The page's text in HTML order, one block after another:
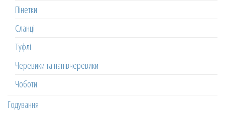
Пінетки
Сланці
Туфлі
Черевики та напівчеревики
Чоботи
Годування